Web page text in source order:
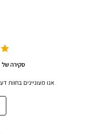
סקירה של Google לעסק שלי 87
אנו מעוניינים בחוות